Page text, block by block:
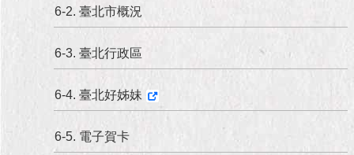
6-2. 臺北市概況
6-3. 臺北行政區
6-4. 臺北好姊妹
6-5. 電子賀卡